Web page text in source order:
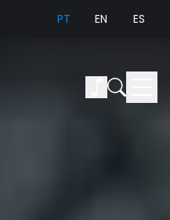
PT EN ES